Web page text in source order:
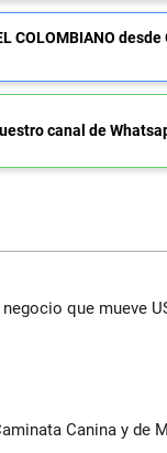
COLOMBIANO desde
canal de
que mueve
Canina y de